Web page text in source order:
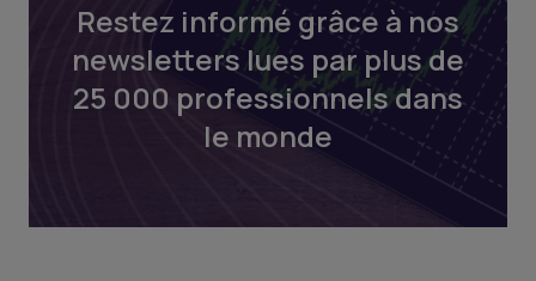
Restez informé grâce à nos
newsletters lues par plus de
25 000 professionnels dans
le monde